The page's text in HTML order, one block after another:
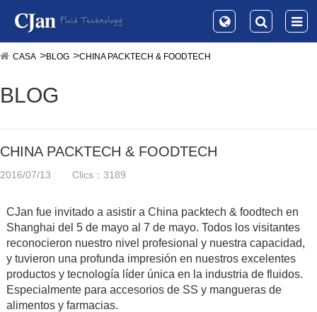
CASA BLOG CHINA PACKTECH & FOODTECH
BLOG
CHINA PACKTECH & FOODTECH
2016/07/13 Clics：3189
CJan fue invitado a asistir a China packtech & foodtech en
Shanghai del 5 de mayo al 7 de mayo. Todos los visitantes
reconocieron nuestro nivel profesional y nuestra capacidad,
y tuvieron una profunda impresión en nuestros excelentes
productos y tecnología líder única en la industria de fluidos.
Especialmente para accesorios de SS y mangueras de
alimentos y farmacias.